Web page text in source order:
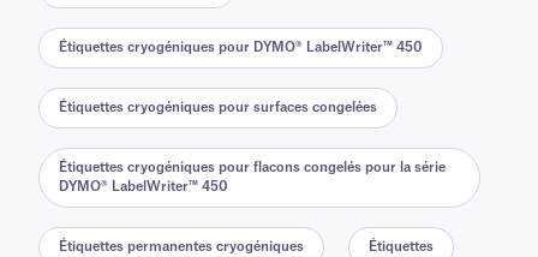
Étiquettes cryogéniques pour DYMO® LabelWriter™ 450
Étiquettes cryogéniques pour surfaces congelées
Étiquettes cryogéniques pour flacons congelés pour la série
DYMO® LabelWriter™ 450
Étiquettes permanentes cryogéniques Étiquettes